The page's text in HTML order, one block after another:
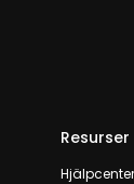
Resurser
Hjälpcenter